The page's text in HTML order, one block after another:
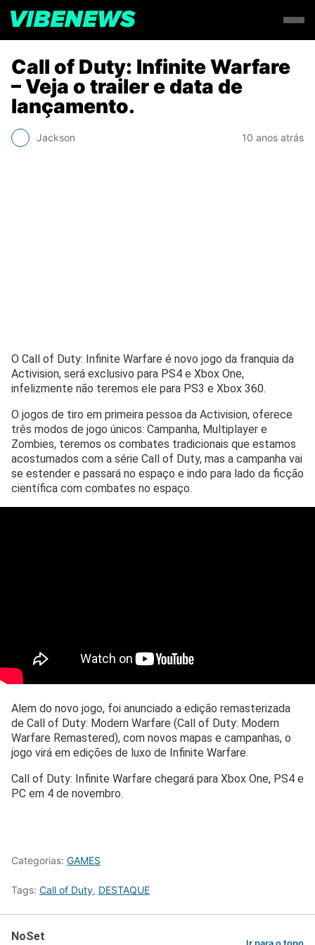
Call of Duty: Infinite Warfare
– Veja o trailer e data de
lançamento.
Jackson 10 anos atrás
O Call of Duty: Infinite Warfare é novo jogo da franquia da
Activision, será exclusivo para PS4 e Xbox One,
infelizmente não teremos ele para PS3 e Xbox 360.
O jogos de tiro em primeira pessoa da Activision, oferece
três modos de jogo únicos: Campanha, Multiplayer e
Zombies, teremos os combates tradicionais que estamos
acostumados com a série Call of Duty, mas a campanha vai
se estender e passará no espaço e indo para lado da ficção
científica com combates no espaço.
Alem do novo jogo, foi anunciado a edição remasterizada
de Call of Duty: Modern Warfare (Call of Duty: Modern
Warfare Remastered), com novos mapas e campanhas, o
jogo virá em edições de luxo de Infinite Warfare.
Call of Duty: Infinite Warfare chegará para Xbox One, PS4 e
PC em 4 de novembro.
Categorias: GAMES
Tags: Call of Duty, DESTAQUE
NoSet